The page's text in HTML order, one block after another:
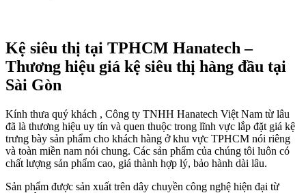
Kệ siêu thị tại TPHCM Hanatech –
Thương hiệu giá kệ siêu thị hàng đầu tại
Sài Gòn
Kính thưa quý khách , Công ty TNHH Hanatech Việt Nam từ lâu
đã là thương hiệu uy tín và quen thuộc trong lĩnh vực lắp đặt giá kệ
trưng bày sản phẩm cho khách hàng ở khu vực TPHCM nói riêng
và toàn miền nam nói chung. Các sản phẩm của chúng tôi luôn có
chất lượng sản phẩm cao, giá thành hợp lý, bảo hành dài lâu.
Sản phẩm được sản xuất trên dây chuyền công nghệ hiện đại từ